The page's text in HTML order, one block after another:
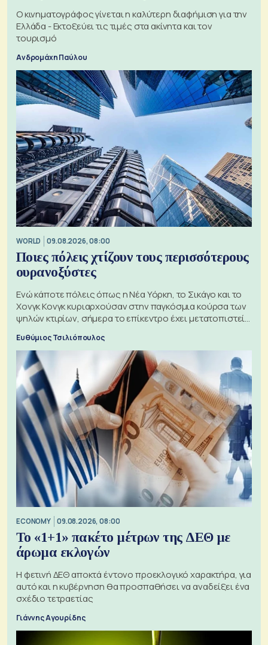
Ο κινηματογράφος γίνεται η καλύτερη διαφήμιση για την
Ελλάδα - Εκτοξεύει τις τιμές στα ακίνητα και τον
τουρισμό
Ανδρομάχη Παύλου
WORLD 09.08.2026, 08:00
Ποιες πόλεις χτίζουν τους περισσότερους
ουρανοξύστες
Ενώ κάποτε πόλεις όπως η Νέα Υόρκη, το Σικάγο και το
Χονγκ Κονγκ κυριαρχούσαν στην παγκόσμια κούρσα των
ψηλών κτιρίων, σήμερα το επίκεντρο έχει μετατοπιστεί
Ευθύμιος Τσιλιόπουλος
ECONOMY 09.08.2026, 08:00
Το «1+1» πακέτο μέτρων της ΔΕΘ με
άρωμα εκλογών
Η φετινή ΔΕΘ αποκτά έντονο προεκλογικό χαρακτήρα, για
αυτό και η κυβέρνηση θα προσπαθήσει να αναδείξει ένα
σχέδιο τετραετίας
Γιάννης Αγουρίδης